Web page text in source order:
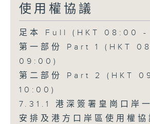
使用權協議
足本 Full (HKT 08:00 -
第一部份 Part 1 (HKT
09:00)
第二部份 Part 2 (HKT
10:00)
7.31.1 港深簽署皇崗口岸
安排及港方口岸區使用權協